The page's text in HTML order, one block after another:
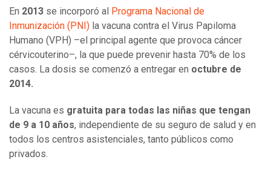
En 2013 se incorporó al Programa Nacional de
Inmunización (PNI) la vacuna contra el Virus Papiloma
Humano (VPH) –el principal agente que provoca cáncer
cérvicouterino–, la que puede prevenir hasta 70% de los
casos. La dosis se comenzó a entregar en octubre de
2014.
La vacuna es gratuita para todas las niñas que tengan
de 9 a 10 años, independiente de su seguro de salud y en
todos los centros asistenciales, tanto públicos como
privados.